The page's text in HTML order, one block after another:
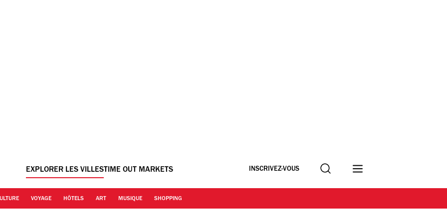
EXPLORER LES VILLESTIME OUT MARKETS INSCRIVEZ-VOUS Recherche
VOYAGE HÔTELS ART MUSIQUE SHOPPING